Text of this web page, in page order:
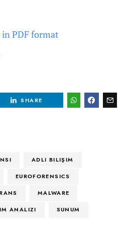
PDF format
SHARE
ADLI BILIŞIM
EUROFORENSICS
MALWARE
ANALIZI SUNUM